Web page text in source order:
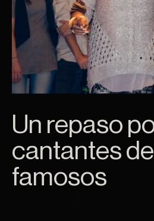
Un repaso
cantantes
famosos